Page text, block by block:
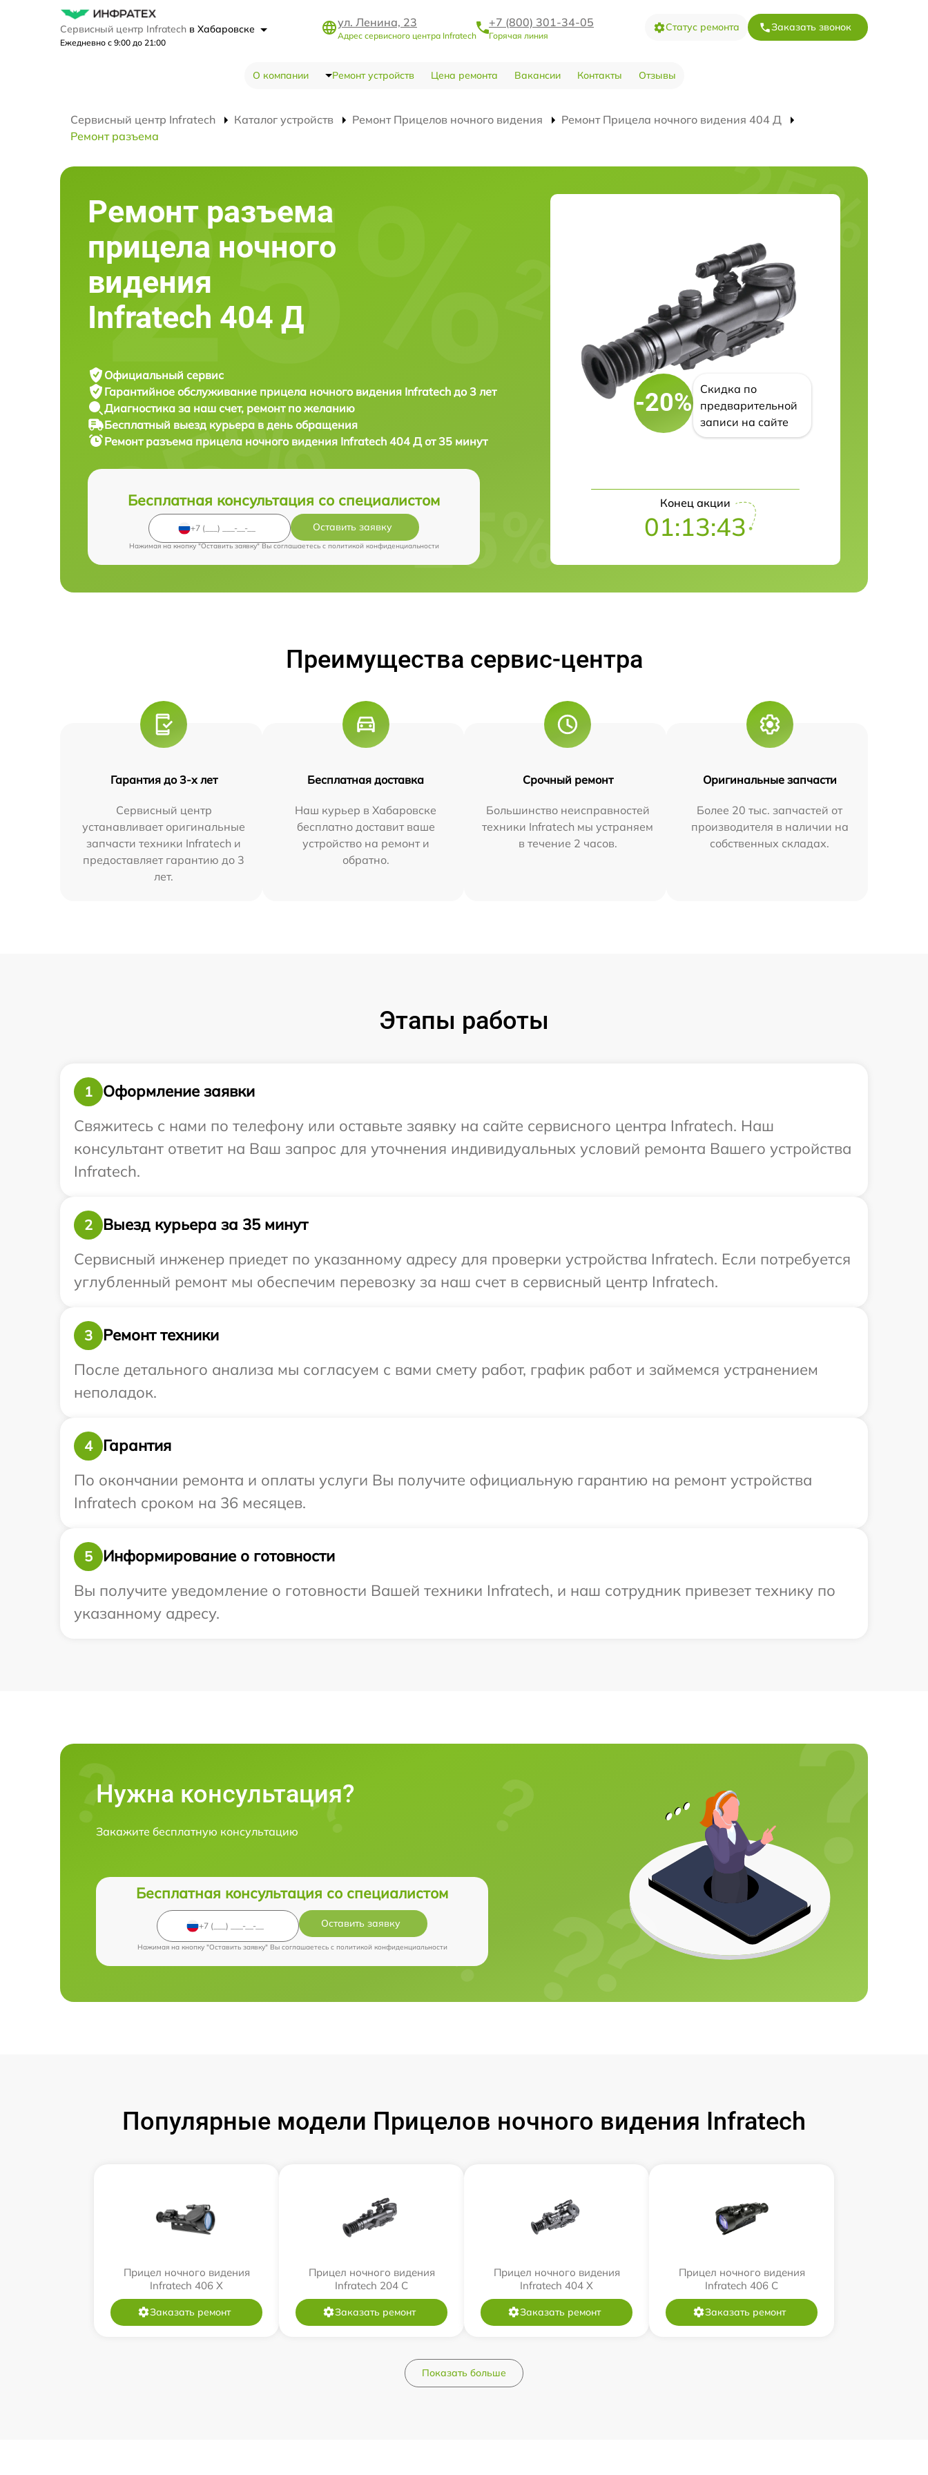
Сервисный центр Infratech в Хабаровске
Ежедневно с 9:00 до 21:00
ул. Ленина, 23
Адрес сервисного центра Infratech
+7 (800) 301-34-05
Горячая линия
Статус ремонта Заказать звонок
О компании Ремонт устройств Цена ремонта Вакансии Контакты Отзывы
Сервисный центр Infratech Каталог устройств Ремонт Прицелов ночного видения
Ремонт Прицела ночного видения 404 Д
Ремонт разъема
Ремонт разъема
прицела ночного
видения
Infratech 404 Д
Официальный сервис
Гарантийное обслуживание прицела ночного видения Infratech до 3 лет
Диагностика за наш счет, ремонт по желанию
Бесплатный выезд курьера в день обращения
Ремонт разъема прицела ночного видения Infratech 404 Д от 35 минут
Бесплатная консультация со специалистом
Оставить заявку
Нажимая на кнопку "Оставить заявку" Вы соглашаетесь c политикой конфиденциальности
-20%
Скидка по
предварительной
записи на сайте
Конец акции
01:13:42
Преимущества сервис-центра
Гарантия до 3-х лет
Сервисный центр
устанавливает оригинальные
запчасти техники Infratech и
предоставляет гарантию до 3
лет.
Бесплатная доставка
Наш курьер в Хабаровске
бесплатно доставит ваше
устройство на ремонт и
обратно.
Срочный ремонт
Большинство неисправностей
техники Infratech мы устраняем
в течение 2 часов.
Оригинальные запчасти
Более 20 тыс. запчастей от
производителя в наличии на
собственных складах.
Этапы работы
1
Оформление заявки
Свяжитесь с нами по телефону или оставьте заявку на сайте сервисного центра Infratech. Наш
консультант ответит на Ваш запрос для уточнения индивидуальных условий ремонта Вашего устройства
Infratech.
2
Выезд курьера за 35 минут
Сервисный инженер приедет по указанному адресу для проверки устройства Infratech. Если потребуется
углубленный ремонт мы обеспечим перевозку за наш счет в сервисный центр Infratech.
3
Ремонт техники
После детального анализа мы согласуем с вами смету работ, график работ и займемся устранением
неполадок.
4
Гарантия
По окончании ремонта и оплаты услуги Вы получите официальную гарантию на ремонт устройства
Infratech сроком на 36 месяцев.
5
Информирование о готовности
Вы получите уведомление о готовности Вашей техники Infratech, и наш сотрудник привезет технику по
указанному адресу.
Нужна консультация?
Закажите бесплатную консультацию
Бесплатная консультация со специалистом
Оставить заявку
Нажимая на кнопку "Оставить заявку" Вы соглашаетесь c политикой конфиденциальности
Популярные модели Прицелов ночного видения Infratech
Прицел ночного видения
Infratech 406 Х
Заказать ремонт
Прицел ночного видения
Infratech 204 С
Заказать ремонт
Прицел ночного видения
Infratech 404 Х
Заказать ремонт
Прицел ночного видения
Infratech 406 С
Заказать ремонт
Показать больше